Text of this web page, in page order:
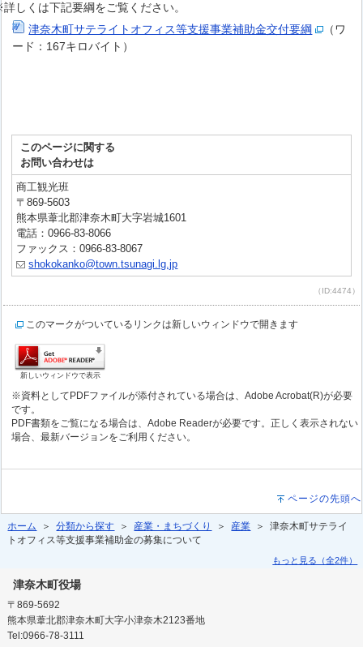
しくは下記要綱をご覧ください。
津奈木町サテライトオフィス等支援事業補助金交付要綱
（ワ
ード：167キロバイト）
このページに関する
お問い合わせは
商工観光班
〒869-5603
熊本県葦北郡津奈木町大字岩城1601
電話：0966-83-8066
ファックス：0966-83-8067
shokokanko@town.tsunagi.lg.jp
（ID:4474）
このマークがついているリンクは新しいウィンドウで開きます
新しいウィンドウで表示
※資料としてPDFファイルが添付されている場合は、Adobe Acrobat(R)が必要
です。
PDF書類をご覧になる場合は、Adobe Readerが必要です。正しく表示されない
場合、最新バージョンをご利用ください。
ページの先頭へ
ホーム ＞分類から探す ＞ 産業・まちづくり ＞ 産業 ＞ 津奈木町サテライ
トオフィス等支援事業補助金の募集について
もっと見る（全2件）
津奈木町役場
〒869-5692
熊本県葦北郡津奈木町大字小津奈木2123番地
Tel:0966-78-3111